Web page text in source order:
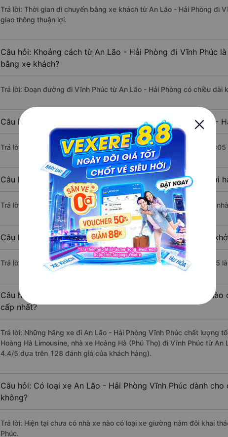
Trả lời: Thời gian di chuyển bằng xe khách từ An Lão - Hải Phòng đi
giao thông thuận lợi.
Câu hỏi: Khoảng cách từ An Lão - Hải Phòng đi Vĩnh Phúc
bằng xe khách?
Trả lời: Đoạn đường đi Vĩnh Phúc từ An Lão - Hải Phòng có chiều dài
Câu hỏi: Mỗi ngày có bao nhiêu chuyến xe khách An Lão -
Trả lời: Trung bình mỗi ngày có khoảng 3 chuyến xe bắt đầu từ
Câu hỏi: Nhà xe đi An Lão - Hải Phòng Vĩnh Phúc nào khởi
Trả lời: Chuyến xe có giờ xuất phát sớm nhất vào lúc 14:05 là của
Câu hỏi: Nhà xe đi Vĩnh Phúc từ An Lão - Hải Phòng nào
Trả lời: Chuyến xe có giờ xuất phát trễ (muộn) nhất là vào lúc 15:05
Câu hỏi: Review xe đi Vĩnh Phúc từ An Lão - Hải Phòng
cấp nhất?
Trả lời: Những hãng xe đi An Lão - Hải Phòng Vĩnh Phúc chất lượng
Hoàng Hà Limousine, nhà xe Hoàng Hà (Phú Thọ) đi Vĩnh Phúc từ
4.4/5 dựa trên 128 đánh giá của khách hàng).
Câu hỏi: Có loại xe An Lão - Hải Phòng Vĩnh Phúc dành
không?
Trả lời: Hiện tại chưa có nhà xe nào có loại xe giường nằm đôi khai
Phúc.